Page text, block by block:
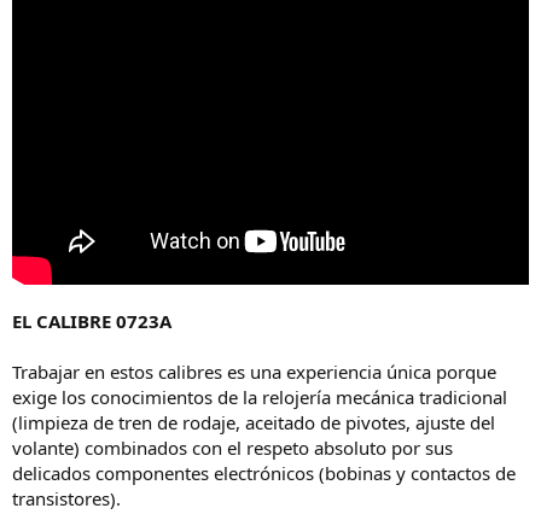
EL CALIBRE 0723A
Trabajar en estos calibres es una experiencia única porque
exige los conocimientos de la relojería mecánica tradicional
(limpieza de tren de rodaje, aceitado de pivotes, ajuste del
volante) combinados con el respeto absoluto por sus
delicados componentes electrónicos (bobinas y contactos de
transistores).